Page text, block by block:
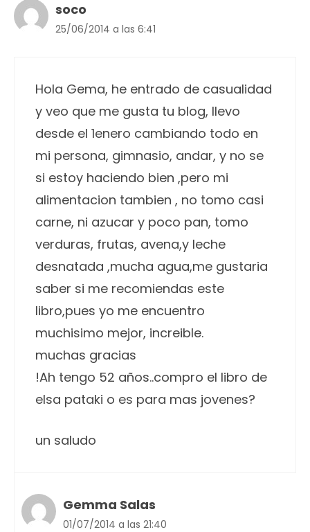
soco
25/06/2014 a las 6:41
Hola Gema, he entrado de casualidad
y veo que me gusta tu blog, llevo
desde el 1enero cambiando todo en
mi persona, gimnasio, andar, y no se
si estoy haciendo bien ,pero mi
alimentacion tambien , no tomo casi
carne, ni azucar y poco pan, tomo
verduras, frutas, avena,y leche
desnatada ,mucha agua,me gustaria
saber si me recomiendas este
libro,pues yo me encuentro
muchisimo mejor, increible.
muchas gracias
!Ah tengo 52 años..compro el libro de
elsa pataki o es para mas jovenes?
un saludo
Gemma Salas
01/07/2014 a las 21:40